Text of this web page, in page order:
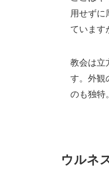
用せず
ています
教会は立
す。外観
のも独特
ウルネ